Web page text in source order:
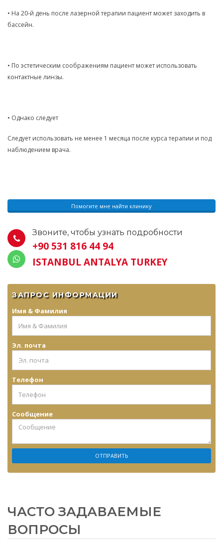
• На 20-й день после лазерной терапии пациент может заходить в
бассейн.
• По эстетическим соображениям пациент может использовать
контактные линзы.
• Однако следует
Следует использовать не менее 1 месяца после курса терапии и под
наблюдением врача.
Помогите мне найти клинику
Звоните, чтобы узнать подробности
+90 531 816 44 94
ISTANBUL ANTALYA TURKEY
ЗАПРОС ИНФОРМАЦИИ
Имя & Фамилия
Эл. почта
Телефон
Сообщение
ЧАСТО ЗАДАВАЕМЫЕ
ВОПРОСЫ